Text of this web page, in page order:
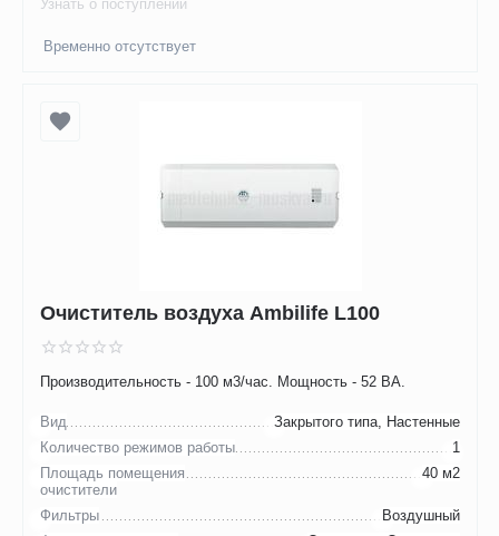
Узнать о поступлении
Временно отсутствует
Очиститель воздуха Ambilife L100
Производительность - 100 м3/час. Мощность - 52 ВА.
Вид
Закрытого типа, Настенные
Количество режимов работы
1
Площадь помещения
очистители
40 м2
Фильтры
Воздушный